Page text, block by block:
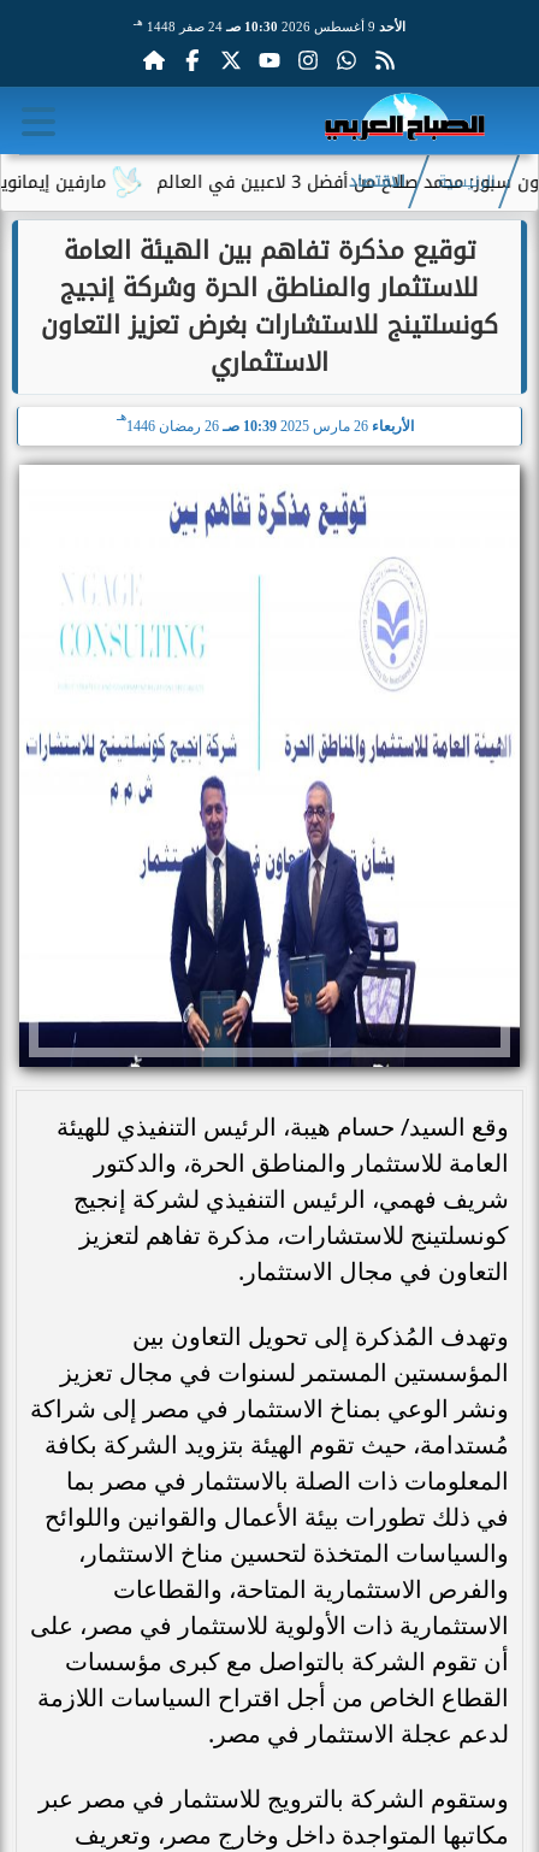
الأحد 10:30 صـ 24 صفر 1448 هـ
مارفين إيمانويل.. من أفضل 3 لاعبين في العالم
الرئيسية الاقتصاد
توقيع مذكرة تفاهم بين الهيئة العامة
للاستثمار والمناطق الحرة وشركة إنجيج
كونسلتينج للاستشارات بغرض تعزيز التعاون
الاستثماري
الأربعاء 26 مارس 2025 10:39 صـ 26 رمضان 1446
هـ
وقع السيد/ حسام هيبة، الرئيس التنفيذي للهيئة
العامة للاستثمار والمناطق الحرة، والدكتور
شريف فهمي، الرئيس التنفيذي لشركة إنجيج
كونسلتينج للاستشارات، مذكرة تفاهم لتعزيز
التعاون في مجال الاستثمار.
وتهدف المُذكرة إلى تحويل التعاون بين
المؤسستين المستمر لسنوات في مجال تعزيز
ونشر الوعي بمناخ الاستثمار في مصر إلى شراكة
مُستدامة، حيث تقوم الهيئة بتزويد الشركة بكافة
المعلومات ذات الصلة بالاستثمار في مصر بما
في ذلك تطورات بيئة الأعمال والقوانين واللوائح
والسياسات المتخذة لتحسين مناخ الاستثمار،
والفرص الاستثمارية المتاحة، والقطاعات
الاستثمارية ذات الأولوية للاستثمار في مصر، على
أن تقوم الشركة بالتواصل مع كبرى مؤسسات
القطاع الخاص من أجل اقتراح السياسات اللازمة
لدعم عجلة الاستثمار في مصر.
وستقوم الشركة بالترويج للاستثمار في مصر عبر
مكاتبها المتواجدة داخل وخارج مصر، وتعريف